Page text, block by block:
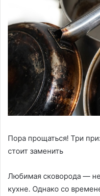
Пора прощаться! Три
стоит заменить
Любимая сковорода —
кухне. Однако со